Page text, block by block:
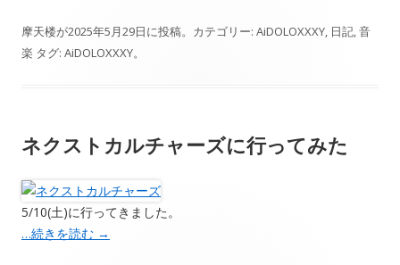
摩天楼が2025年5月29日に投稿。カテゴリー: AiDOLOXXXY, 日記,音
楽 タグ: AiDOLOXXXY。
ネクストカルチャーズに行ってみた
5/10(土)に行ってきました。
…続きを読む →